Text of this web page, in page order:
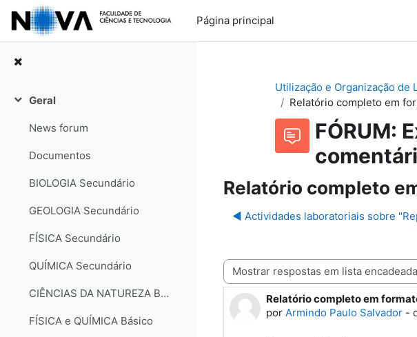
Ir para o conteúdo principal
Página principal
Contrair
Geral
News forum
Documentos
BIOLOGIA Secundário
GEOLOGIA Secundário
FÍSICA Secundário
QUÍMICA Secundário
CIÊNCIAS DA NATUREZA Básico
FÍSICA e QUÍMICA Básico
Utilização e Organização de
Relatório completo em
FÓRUM:
Relatório completo
◀︎ Actividades laboratoriais sobre
Modo de visualização
Relatório completo em
por Armindo Paulo Salvador -
Número de respostas: 1